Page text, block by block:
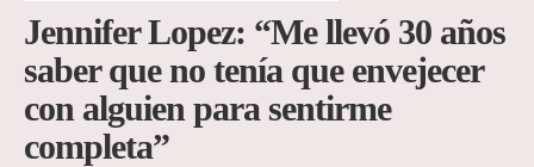
Jennifer Lopez: “Me llevó 30 años
saber que no tenía que envejecer
con alguien para sentirme
completa”